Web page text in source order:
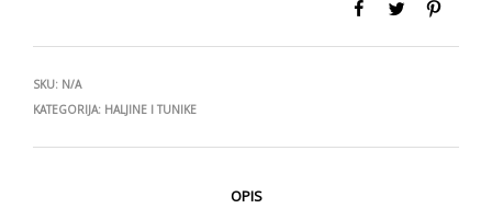
SKU: N/A
KATEGORIJA: HALJINE I TUNIKE
OPIS